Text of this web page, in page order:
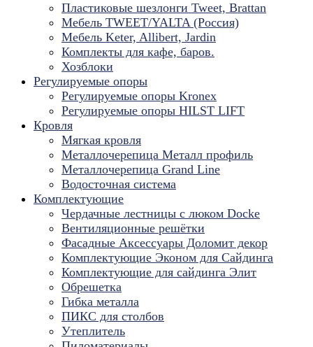
Пластиковые шезлонги Tweet, Brattan
Мебель TWEET/YALTA (Россия)
Мебель Keter, Allibert, Jardin
Комплекты для кафе, баров.
Хозблоки
Регулируемые опоры
Регулируемые опоры Kronex
Регулируемые опоры HILST LIFT
Кровля
Мягкая кровля
Металлочерепица Металл профиль
Металлочерепица Grand Line
Водосточная система
Комплектующие
Чердачные лестницы с люком Docke
Вентиляционные решётки
Фасадные Аксессуары Доломит декор
Комплектующие Эконом для Сайдинга
Комплектующие для cайдинга Элит
Обрешетка
Гибка металла
ПИКС для столбов
Утеплитель